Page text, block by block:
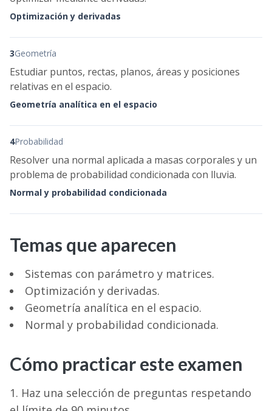
Optimización y derivadas
3Geometría
Estudiar puntos, rectas, planos, áreas y posiciones
relativas en el espacio.
Geometría analítica en el espacio
4Probabilidad
Resolver una normal aplicada a masas corporales y un
problema de probabilidad condicionada con lluvia.
Normal y probabilidad condicionada
Temas que aparecen
Sistemas con parámetro y matrices.
Optimización y derivadas.
Geometría analítica en el espacio.
Normal y probabilidad condicionada.
Cómo practicar este examen
Haz una selección de preguntas respetando